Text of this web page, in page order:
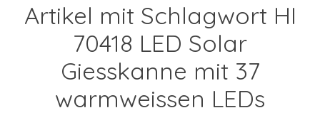
Artikel mit Schlagwort HI
70418 LED Solar
Giesskanne mit 37
warmweissen LEDs